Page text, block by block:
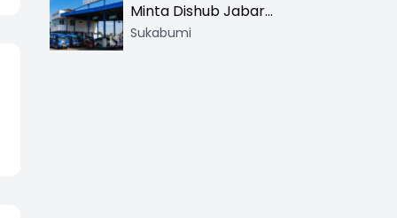
Minta Dishub Jabar
Tertibkan Trayek Ciawi-
Sukabumi